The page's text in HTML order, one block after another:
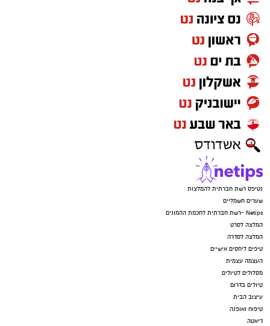
נטיפס רשת חברתית להמלצות
שערים חשמליים
Netips -רשת חברתית לחכמת ההמונים
המלצה לסרט
המלצה לסדרה
טיפים ליחסים אישיים
העצמה עצמית
מסלולים לטיולים
טיולים בדרום
עיצוב הבית
טיפוח ואופנה
דיאטה